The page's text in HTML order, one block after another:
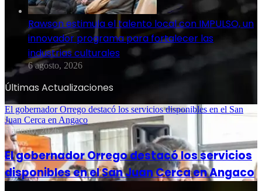
Rawson estimula el talento local con IMPULSO, un
innovador programa para fortalecer las
industrias culturales
6 agosto, 2026
Últimas Actualizaciones
El gobernador Orrego destacó los servicios disponibles en el San
Juan Cerca en Angaco
6 agosto, 2026
El gobernador Orrego destacó los servicios
disponibles en el San Juan Cerca en Angaco